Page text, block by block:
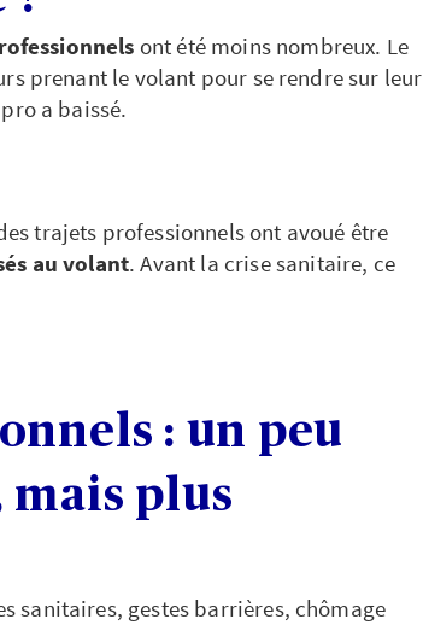
ont été moins nombreux. Le
prenant le volant pour se rendre sur leur
a baissé.
trajets professionnels ont avoué être
au volant. Avant la crise sanitaire, ce
: un peu
mais plus
sanitaires, gestes barrières, chômage